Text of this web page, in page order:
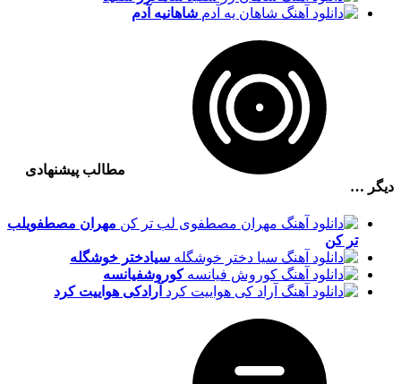
شاهانیه آدم
مطالب پیشنهادی
دیگر …
مهران مصطفویلب
تر کن
سیادختر خوشگله
کوروشفیانسه
آرادکی هواییت کرد